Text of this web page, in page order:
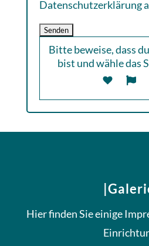
Datenschutzerklärung
Bitte beweise, dass
bist und wähle das
Hier finden Sie einige